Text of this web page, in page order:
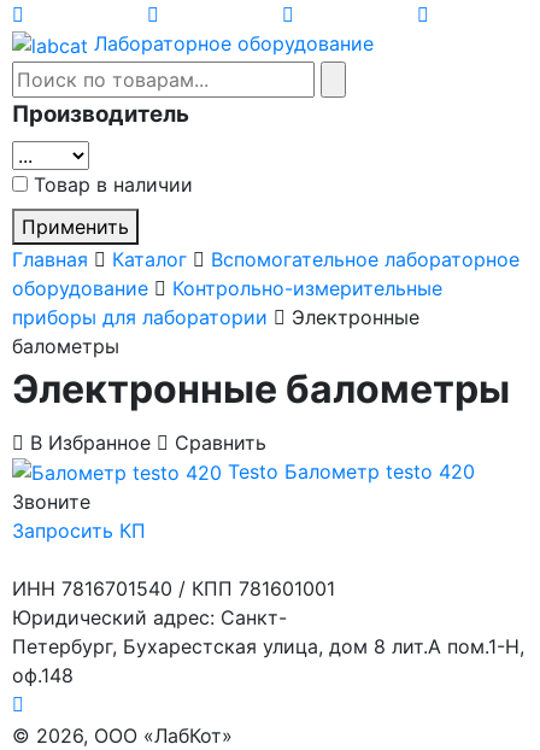
Лабораторное оборудование
Производитель
Товар в наличии
Применить
Главная
Каталог
Вспомогательное лабораторное
оборудование
Контрольно-измерительные
приборы для лаборатории
Электронные
балометры
Электронные балометры
В Избранное
Сравнить
Testo Балометр testo 420
Звоните
Запросить КП
ИНН 7816701540 / КПП 781601001
Юридический адрес: Санкт-
Петербург, Бухарестская улица, дом 8 лит.А пом.1-Н,
оф.148
© 2026, ООО «ЛабКот»